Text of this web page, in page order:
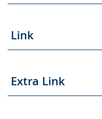
Link
Extra Link